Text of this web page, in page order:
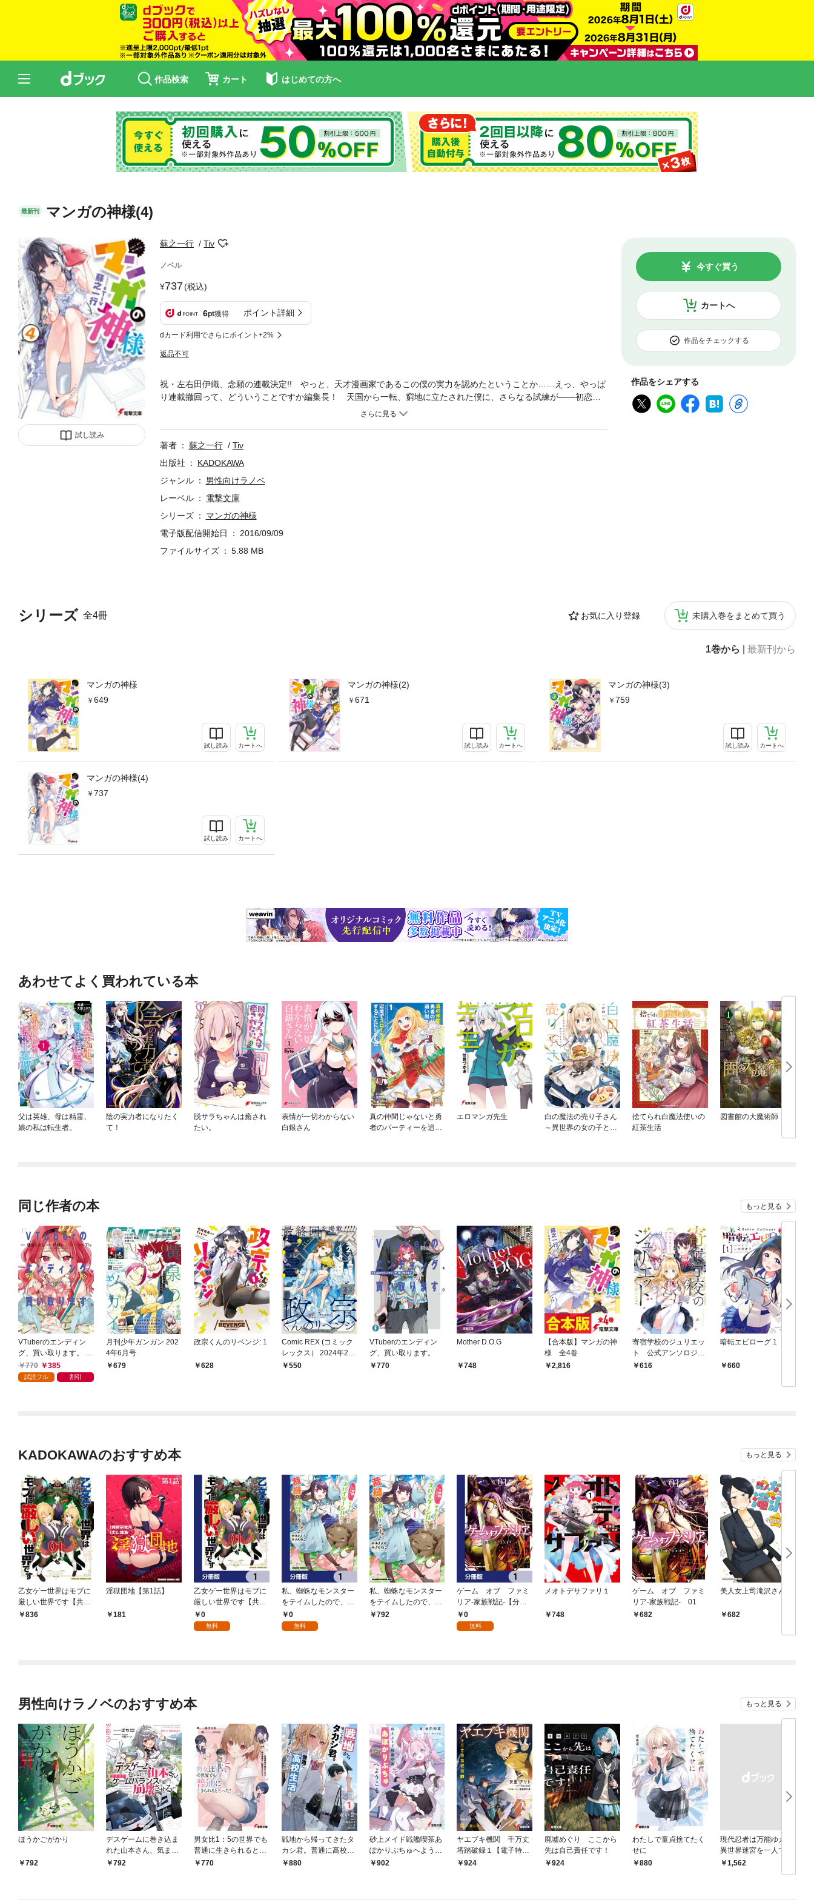
作品検索 カート はじめての方へ
最新刊 マンガの神様(4)
試し読み
蘇之一行 Tiv
ノベル
737(税込)
6pt獲得 ポイント詳細
dカード利用でさらにポイント+2%
返品不可
カートへ
今すぐ買う
作品をチェックする
作品をシェアする
シリーズ 全4冊 お気に入り登録 未購入巻をまとめて買う
1巻から 最新刊から
マンガの神様
649
試し読み カートへ
マンガの神様(2)
671
試し読み カートへ
マンガの神様(3)
759
試し読み カートへ
マンガの神様(4)
737
試し読み カートへ
祝・左右田伊織、念願の連載決定!! やっと、天才漫画家であるこの僕の実力を認めたということか……えっ、やっぱ
り連載撤回って、どういうことですか編集長！ 天国から一転、窮地に立たされた僕に、さらなる試練が――初恋の
少女であり、漫研部長の霧生萌黄にアメリカへの帰国騒ぎが持ち上がったのだ。しかも、そんな彼女から人生初の告
った文化祭。恋に部活に連載に、伊織が出した答えとは――。“マンガの神様”に憑かれた美少女漫画家と僕の、トラブ
ルだらけの青春ライフ、ついに完結！
著者 蘇之一行
Tiv
出版社
KADOKAWA
ジャンル
男性向けラノベ
レーベル
電撃文庫
シリーズ
マンガの神様
電子版配信開始日
2016/09/09
ファイルサイズ
5.88 MB
あわせてよく買われている本
父は英雄、母は精霊、
娘の私は転生者。
陰の実力者になりたく
て！
脱サラちゃんは癒され
たい。
表情が一切わからない
白銀さん
真の仲間じゃないと勇
者のパーティーを追い
エロマンガ先生
白の魔法の売り子さん
～異世界の女の子と仲
捨てられ白魔法使いの
紅茶生活
図書館の大魔術師
同じ作者の本 もっと見る
VTuberのエンディン
グ、買い取ります。 1
巻770 385
試読フル 割引
月刊少年ガンガン 202
4年6月号
679
政宗くんのリベンジ: 1
628
Comic REX (コミック
レックス） 2024年2月
号[雑誌]
550
VTuberのエンディン
グ、買い取ります。
770
Mother D.O.G
748
【合本版】マンガの神
様 全4巻
2,816
寄宿学校のジュリエッ
ト 公式アンソロジー
コミック
616
暗転エピローグ 1
660
KADOKAWAのおすすめ本 もっと見る
乙女ゲー世界はモブに
厳しい世界です【共和
国編】 ０１
836
淫獄団地【第1話】
181
乙女ゲー世界はモブに
厳しい世界です【共和
国編】【分冊版】 1
0
無料
私、蜘蛛なモンスター
をテイムしたので、ス
パイダーシルクで裁縫
を頑張ります！【分冊
0
無料
私、蜘蛛なモンスター
をテイムしたので、ス
パイダーシルクで裁縫
792
ゲーム オブ ファミ
リア-家族戦記-【分冊
版】 1
0
無料
メオトデサファリ１
748
ゲーム オブ ファミ
リア-家族戦記- 01
682
美人女上司滝沢さん
682
男性向けラノベのおすすめ本 もっと見る
ほうかごがかり
792
デスゲームに巻き込ま
れた山本さん、気まま
にゲームバランスを崩
792
男女比1：5の世界でも
普通に生きられると思
った？ ～激重感情な
770
戦地から帰ってきたタ
カシ君。普通に高校生
活を送りたい【電子版
880
砂上メイド戦艦喫茶あ
ぽかりぷちゅへようこ
そ902
ヤエブキ機関 千万丈
塔踏破録１【電子特別
版】924
廃墟めぐり ここから
先は自己責任です！
924
わたしで童貞捨てたく
せに
880
現代忍者は万能ゆえに
異世界迷宮を一人でど
こまでも深く潜る 1
￥1,562